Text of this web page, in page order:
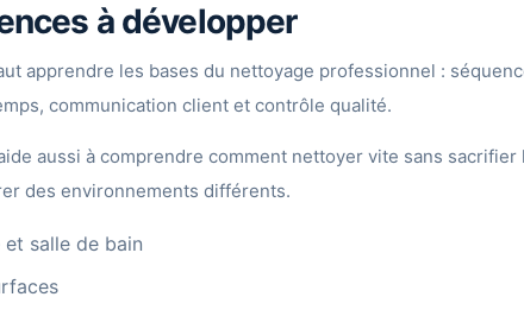
à développer
apprendre les bases du nettoyage professionnel :
communication client et contrôle qualité.
aussi à comprendre comment nettoyer vite sans
des environnements différents.
salle de bain